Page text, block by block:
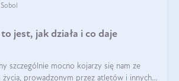
jest, jak działa i co daje
szczególnie mocno kojarzy się nam ze
prowadzonym przez atletów i innych